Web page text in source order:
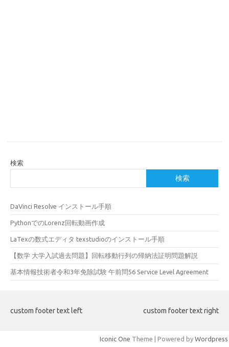
検索
検索
DaVinci Resolve インストール手順
PythonでのLorenz回転動画作成
LaTexの数式エディタ texstudioのインストール手順
【数学 大学入試過去問題】回転移動行列の帰納法証明問題解説
基本情報技術者令和3年免除試験 午前問56 Service Level Agreement
custom footer text left custom footer text right
Iconic One Theme | Powered by Wordpress